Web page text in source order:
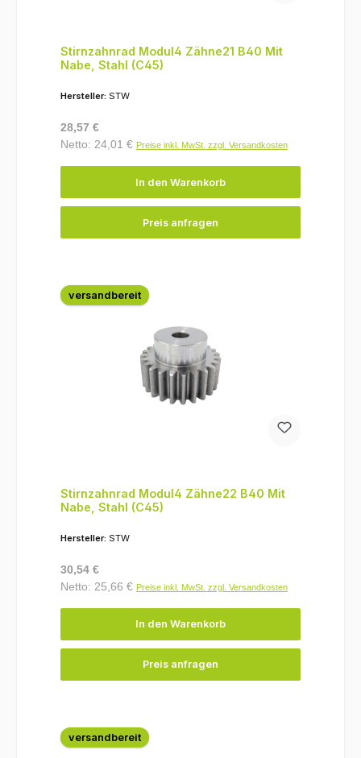
Stirnzahnrad Modul4 Zähne21 B40 Mit
Nabe, Stahl (C45)
Hersteller: STW
Regulärer Preis:
28,57 €
Netto: 24,01 € Preise inkl. MwSt. zzgl. Versandkosten
In den Warenkorb
Preis anfragen
versandbereit
Stirnzahnrad Modul4 Zähne22 B40 Mit
Nabe, Stahl (C45)
Hersteller: STW
Regulärer Preis:
30,54 €
Netto: 25,66 € Preise inkl. MwSt. zzgl. Versandkosten
In den Warenkorb
Preis anfragen
versandbereit